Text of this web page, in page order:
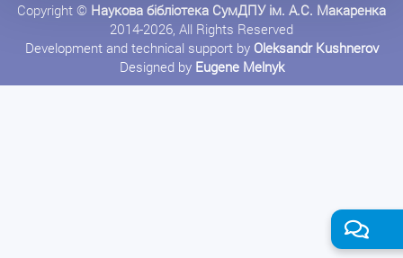
Copyright © Наукова бібліотека СумДПУ ім. А.С. Макаренка
2014-2026, All Rights Reserved
Development and technical support by Oleksandr Kushnerov
Designed by Eugene Melnyk